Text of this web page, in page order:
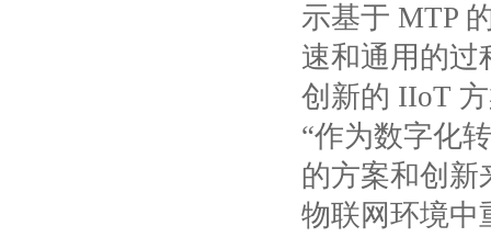
示基于 MTP
速和通用的过
创新的 IIoT
“作为数字化
的方案和创新
物联网环境中